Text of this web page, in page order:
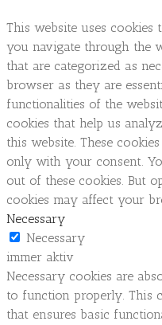
This website uses
you navigate through the
that are categorized as
browser as they are
functionalities of the
cookies that help us
this website. These
only with your consent.
out of these cookies. But
cookies may affect your
Necessary
Necessary
immer aktiv
Necessary cookies are
to function properly. This
that ensures basic